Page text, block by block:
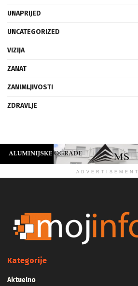
UNAPRIJED
UNCATEGORIZED
VIZIJA
ZANAT
ZANIMLJIVOSTI
ZDRAVLJE
ADVERTISEMENT
Kategorije
Aktuelno